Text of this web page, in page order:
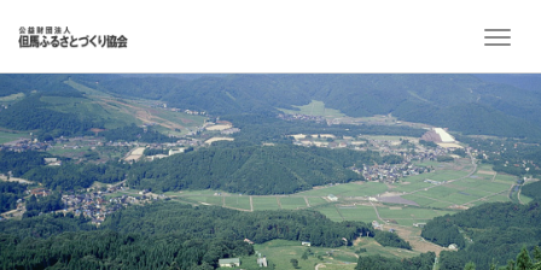
T
l
e
n
a
v
i